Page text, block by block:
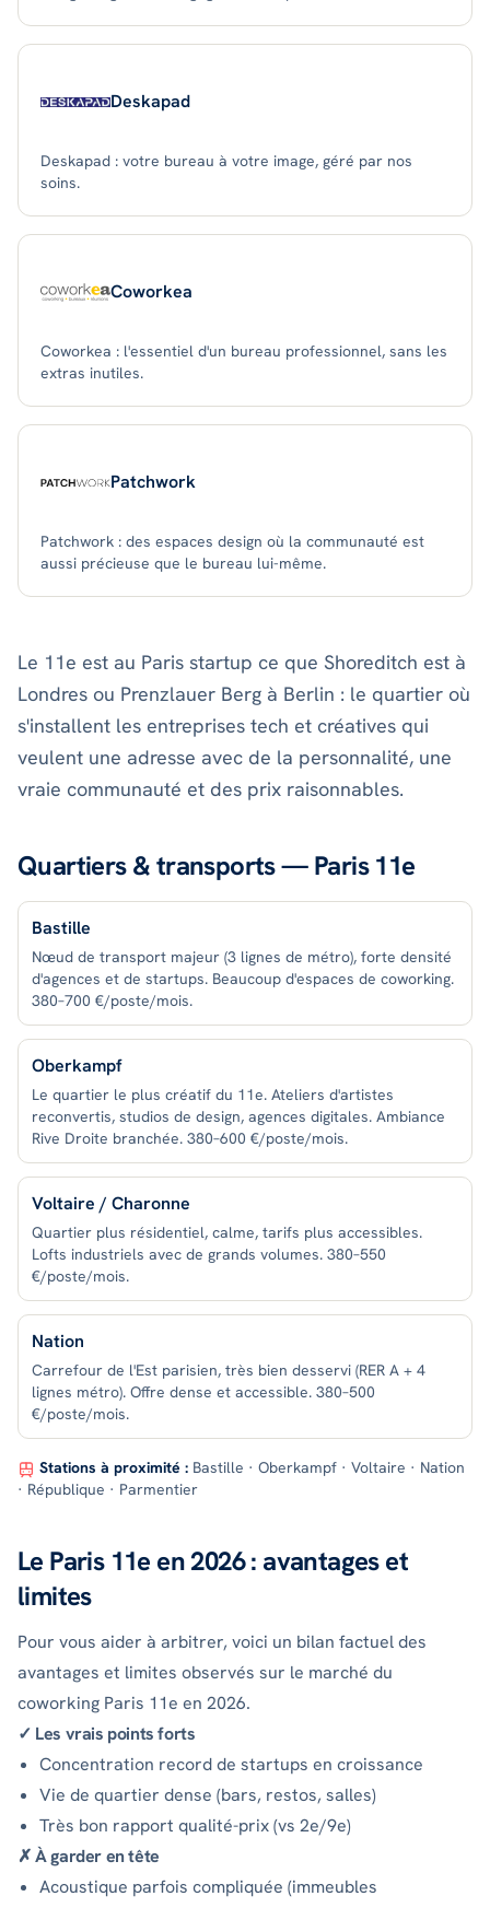
Deskapad
Deskapad : votre bureau à votre image, géré par nos
soins.
Coworkea
Coworkea : l'essentiel d'un bureau professionnel, sans les
extras inutiles.
Patchwork
Patchwork : des espaces design où la communauté est
aussi précieuse que le bureau lui-même.
Le 11e est au Paris startup ce que Shoreditch est à
Londres ou Prenzlauer Berg à Berlin : le quartier où
s'installent les entreprises tech et créatives qui
veulent une adresse avec de la personnalité, une
vraie communauté et des prix raisonnables.
Quartiers & transports —Paris 11e
Bastille
Nœud de transport majeur (3 lignes de métro), forte densité
d'agences et de startups. Beaucoup d'espaces de coworking.
380–700 €/poste/mois.
Oberkampf
Le quartier le plus créatif du 11e. Ateliers d'artistes
reconvertis, studios de design, agences digitales. Ambiance
Rive Droite branchée. 380–600 €/poste/mois.
Voltaire / Charonne
Quartier plus résidentiel, calme, tarifs plus accessibles.
Lofts industriels avec de grands volumes. 380–550
€/poste/mois.
Nation
Carrefour de l'Est parisien, très bien desservi (RER A + 4
lignes métro). Offre dense et accessible. 380–500
€/poste/mois.
Stations à proximité : Bastille · Oberkampf · Voltaire · Nation
· République · Parmentier
Le Paris 11e en 2026 : avantages et
limites
Pour vous aider à arbitrer, voici un bilan factuel des
avantages et limites observés sur le marché du
coworking Paris 11e en 2026.
✓ Les vrais points forts
Concentration record de startups en croissance
Vie de quartier dense (bars, restos, salles)
Très bon rapport qualité-prix (vs 2e/9e)
✗ À garder en tête
Acoustique parfois compliquée (immeubles